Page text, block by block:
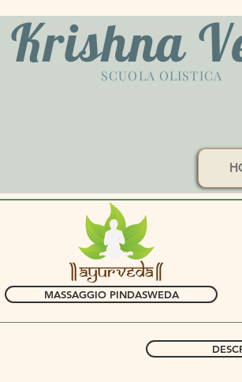
Krishna
SCUOLA OLISTICA
MASSAGGIO PINDASWEDA